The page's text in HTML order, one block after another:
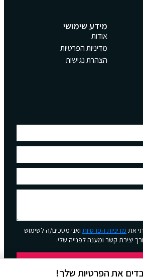
מידע שימושי
אודות
מדיניות הפרטיות
הצהרת נגישות
את מדיניות הפרטיות ואני מסכים/ה לשימוש
יצירת קשר ומענה לפנייה שלי.
את הפרטיות שלך!